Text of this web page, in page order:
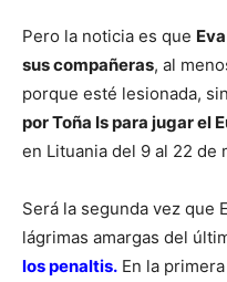
Pero la noticia es que
sus compañeras, al
porque esté lesionada,
por Toña Is para jugar el
en Lituania del 9 al 22 de
Será la segunda vez que
lágrimas amargas del
los penaltis. En la